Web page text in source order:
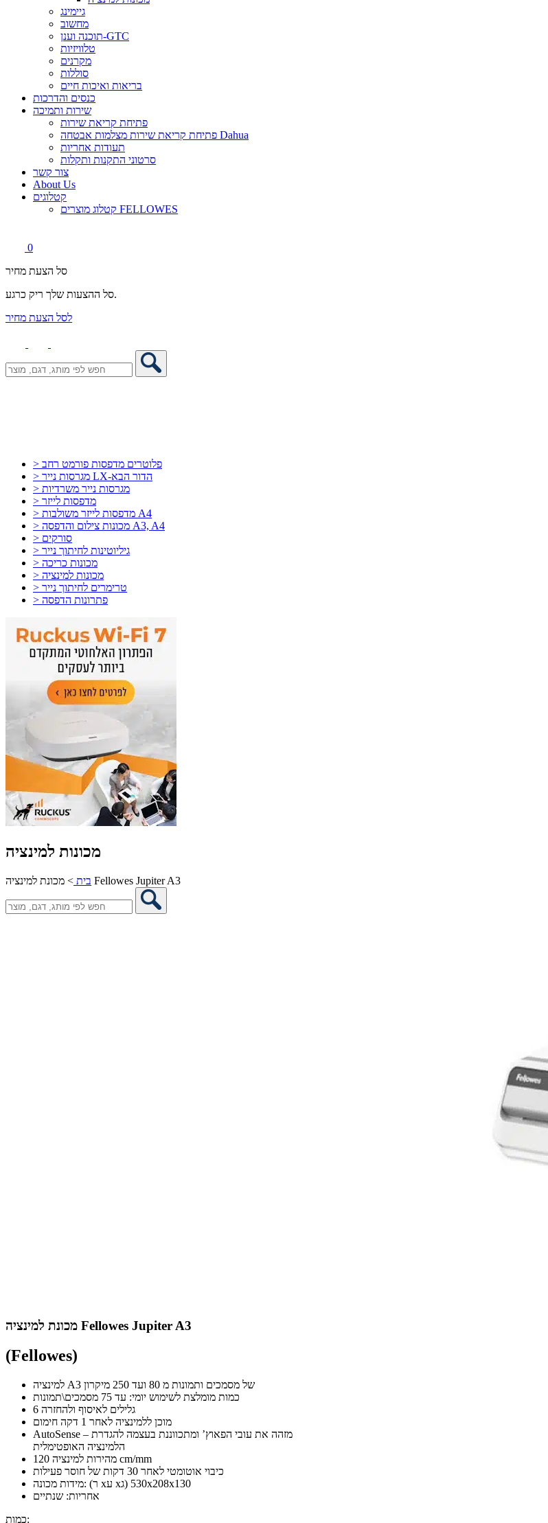
גיימינג
מחשוב
תוכנה וענן-GTC
טלוויזיות
מקרנים
סוללות
בריאות ואיכות חיים
כנסים והדרכות
שירות ותמיכה
פתיחת קריאת שירות
פתיחת קריאת שירות מצלמות אבטחה Dahua
תעודות אחריות
סרטוני התקנות ותקלות
צור קשר
About Us
קטלוגים
קטלוג מוצרים FELLOWES
0
סל הצעת מחיר
סל ההצעות שלך ריק כרגע.
לסל הצעת מחיר
> פלוטרים מדפסות פורמט רחב
> מגרסות נייר LX-הדור הבא
> מגרסות נייר משרדיות
> מדפסות לייזר
> מדפסות לייזר משולבות A4
> מכונות צילום והדפסה A3, A4
> סורקים
> גיליוטינות לחיתוך נייר
> מכונות כריכה
> מכונות למינציה
> טרימרים לחיתוך נייר
> פתרונות הדפסה
מכונות למינציה
בית > מכונת למינציה Fellowes Jupiter A3
מכונת למינציה Fellowes Jupiter A3
(Fellowes)
למינציה A3 של מסמכים ותמונות מ 80 ועד 250 מיקרון
כמות מומלצת לשימוש יומי: עד 75 מסמכים\תמונות
6 גלילים לאיסוף ולהחזרה
מוכן ללמינציה לאחר 1 דקה חימום
AutoSense – מזהה את עובי הפאוץ’ ומתכווננת בעצמה להגדרת
הלמינציה האופטימלית
מהירות למינציה 120 cm/mm
כיבוי אוטומטי לאחר 30 דקות של חוסר פעילות
מידות מכונה: (ר xע xג) 530x208x130
אחריות: שנתיים
כמות: